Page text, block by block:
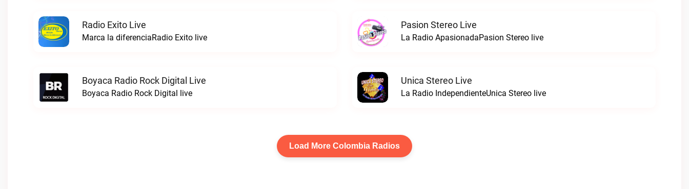
Radio Exito Live
Marca la diferenciaRadio Exito live
Pasion Stereo Live
La Radio ApasionadaPasion Stereo live
Boyaca Radio Rock Digital Live
Boyaca Radio Rock Digital live
Unica Stereo Live
La Radio IndependienteUnica Stereo live
Load More Colombia Radios